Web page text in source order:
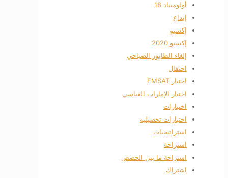
أولومبياد 18
إبداع
إكسبو
إكسبو 2020
إلغاء الطابور الصباحي
احتفال
اختبار EMSAT
اختبار الإمارات القياسي
اختبارات
اختبارات تحصيلية
استراتيجيات
استراحة
استراحة ما بين الحصص
اشتراك